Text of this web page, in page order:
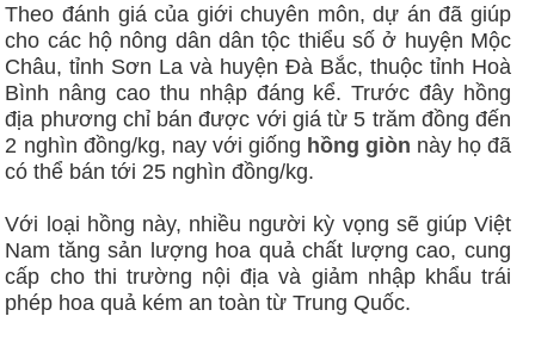
Theo đánh giá của giới chuyên môn, dự án đã giúp
cho các hộ nông dân dân tộc thiểu số ở huyện Mộc
Châu, tỉnh Sơn La và huyện Đà Bắc, thuộc tỉnh Hoà
Bình nâng cao thu nhập đáng kể. Trước đây hồng
địa phương chỉ bán được với giá từ 5 trăm đồng đến
2 nghìn đồng/kg, nay với giống hồng giòn này họ đã
có thể bán tới 25 nghìn đồng/kg.
Với loại hồng này, nhiều người kỳ vọng sẽ giúp Việt
Nam tăng sản lượng hoa quả chất lượng cao, cung
cấp cho thi trường nội địa và giảm nhập khẩu trái
phép hoa quả kém an toàn từ Trung Quốc.